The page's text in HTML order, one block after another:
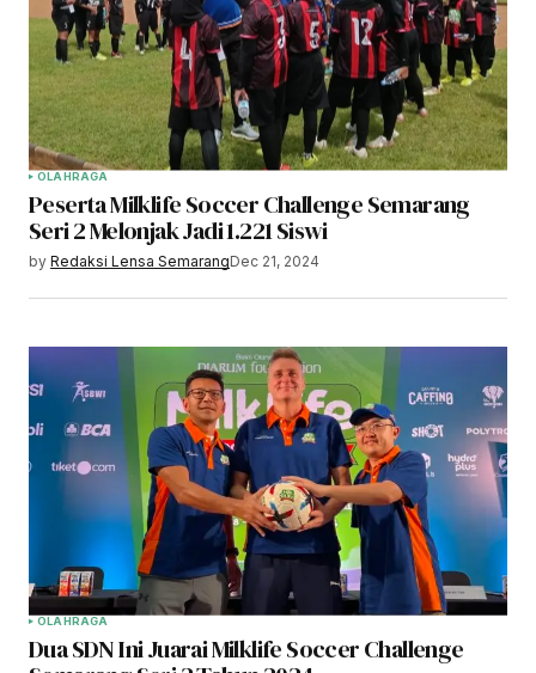
OLAHRAGA
Peserta Milklife Soccer Challenge Semarang
Seri 2 Melonjak Jadi 1.221 Siswi
by Redaksi Lensa SemarangDec 21, 2024
OLAHRAGA
Dua SDN Ini Juarai Milklife Soccer Challenge